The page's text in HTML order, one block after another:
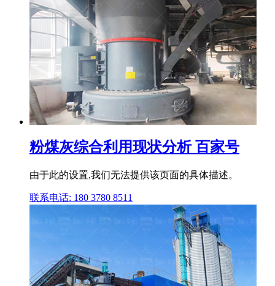
粉煤灰综合利用现状分析 百家号
由于此的设置,我们无法提供该页面的具体描述。
联系电话: 180 3780 8511